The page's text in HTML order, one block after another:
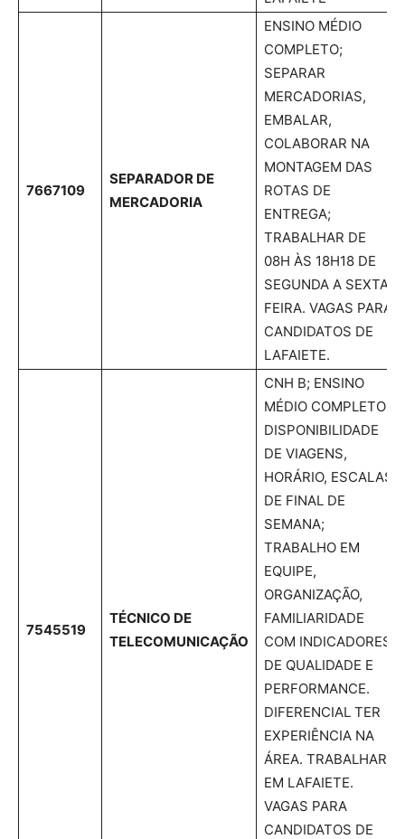
7667109
SEPARADOR DE
MERCADORIA
ENSINO MÉDIO
COMPLETO;
SEPARAR
MERCADORIAS,
EMBALAR,
COLABORAR NA
MONTAGEM DAS
ROTAS DE
ENTREGA;
TRABALHAR DE
08H ÀS 18H18 DE
SEGUNDA A SEXTA-
FEIRA. VAGAS PARA
CANDIDATOS DE
LAFAIETE.
7545519
TÉCNICO DE
TELECOMUNICAÇÃO
CNH B; ENSINO
MÉDIO COMPLETO;
DISPONIBILIDADE
DE VIAGENS,
HORÁRIO, ESCALAS
DE FINAL DE
SEMANA;
TRABALHO EM
EQUIPE,
ORGANIZAÇÃO,
FAMILIARIDADE
COM INDICADORES
DE QUALIDADE E
PERFORMANCE.
DIFERENCIAL TER
EXPERIÊNCIA NA
ÁREA. TRABALHAR
EM LAFAIETE.
VAGAS PARA
CANDIDATOS DE